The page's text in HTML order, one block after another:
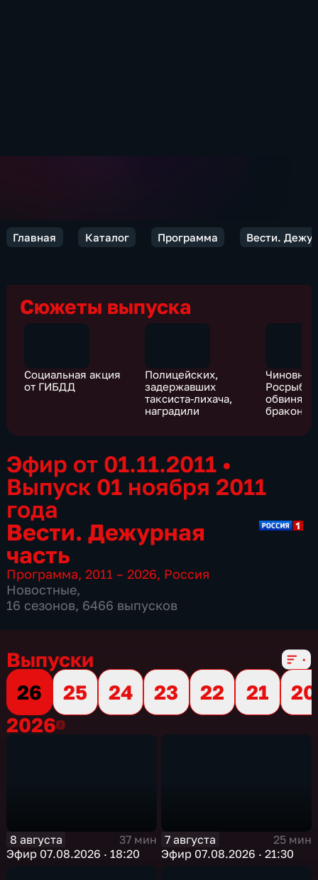
Главная Каталог Программа Вести.
Сюжеты выпуска
Социальная акция
от ГИБДД
Полицейских,
задержавших
таксиста-лихача,
наградили
Эфир от 01.11.2011 •
Выпуск 01 ноября 2011
года
Вести. Дежурная
часть
Программа,2011 – 2026, Россия
Новостные,
16 сезонов, 6466 выпусков
Выпуски
26
25 24 23 22 21
20
20262026
8 августа
37 мин
Эфир 07.08.2026 · 18:20
7 августа
25 мин
Эфир 07.08.2026 · 21:30